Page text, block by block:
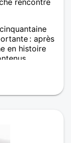
: après
en histoire
dans la
dans
J’aime
qui
Dans la vie, je
à mes